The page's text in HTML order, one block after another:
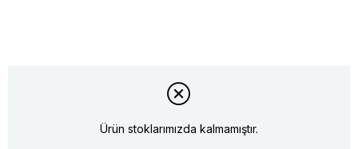
Ürün stoklarımızda kalmamıştır.